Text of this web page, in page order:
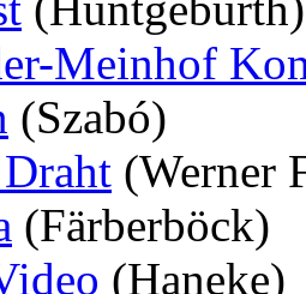
Meinhof
(Szabó)
(Werner
(Färberböck)
(Haneke)